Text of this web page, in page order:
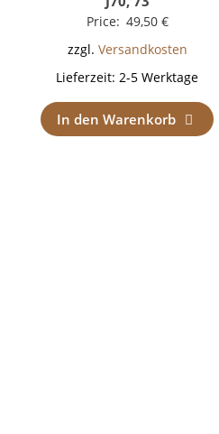
Price: 49,50 €
zzgl. Versandkosten
Lieferzeit:2-5 Werktage
In den Warenkorb